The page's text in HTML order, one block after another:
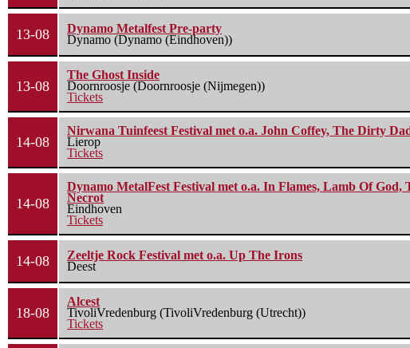
13-08
Dynamo Metalfest Pre-party
Dynamo (Dynamo (Eindhoven))
13-08
The Ghost Inside
Doornroosje (Doornroosje (Nijmegen))
Tickets
14-08
Nirwana Tuinfeest Festival met o.a. John Coffey, The Dirty
Lierop
Tickets
14-08
Dynamo MetalFest Festival met o.a. In Flames, Lamb Of
Necrot
Eindhoven
Tickets
14-08
Zeeltje Rock Festival met o.a. Up The Irons
Deest
18-08
Alcest
TivoliVredenburg (TivoliVredenburg (Utrecht))
Tickets